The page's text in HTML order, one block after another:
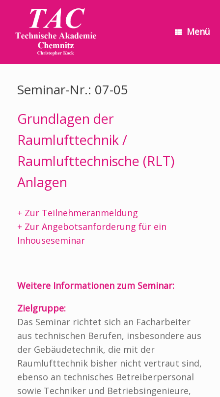
Menü
Seminar-Nr.: 07-05
Grundlagen der
Raumlufttechnik /
Raumlufttechnische (RLT)
Anlagen
+ Zur Teilnehmeranmeldung
+ Zur Angebotsanforderung für ein
Inhouseseminar
Weitere Informationen zum Seminar:
Zielgruppe:
Das Seminar richtet sich an Facharbeiter
aus technischen Berufen, insbesondere aus
der Gebäudetechnik, die mit der
Raumlufttechnik bisher nicht vertraut sind,
ebenso an technisches Betreiberpersonal
sowie Techniker und Betriebsingenieure,